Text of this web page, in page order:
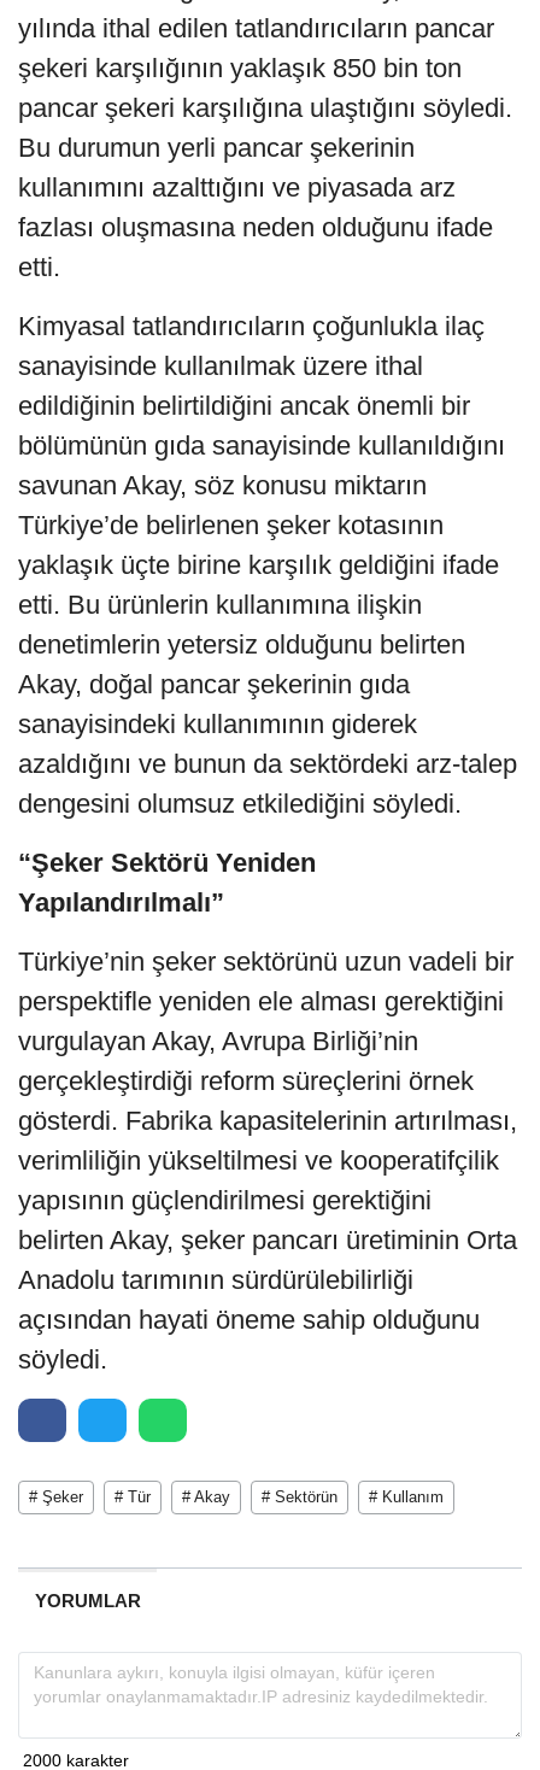
yılında ithal edilen tatlandırıcıların pancar
şekeri karşılığının yaklaşık 850 bin ton
pancar şekeri karşılığına ulaştığını söyledi.
Bu durumun yerli pancar şekerinin
kullanımını azalttığını ve piyasada arz
fazlası oluşmasına neden olduğunu ifade
etti.
Kimyasal tatlandırıcıların çoğunlukla ilaç
sanayisinde kullanılmak üzere ithal
edildiğinin belirtildiğini ancak önemli bir
bölümünün gıda sanayisinde kullanıldığını
savunan Akay, söz konusu miktarın
Türkiye’de belirlenen şeker kotasının
yaklaşık üçte birine karşılık geldiğini ifade
etti. Bu ürünlerin kullanımına ilişkin
denetimlerin yetersiz olduğunu belirten
Akay, doğal pancar şekerinin gıda
sanayisindeki kullanımının giderek
azaldığını ve bunun da sektördeki arz-talep
dengesini olumsuz etkilediğini söyledi.
“Şeker Sektörü Yeniden
Yapılandırılmalı”
Türkiye’nin şeker sektörünü uzun vadeli bir
perspektifle yeniden ele alması gerektiğini
vurgulayan Akay, Avrupa Birliği’nin
gerçekleştirdiği reform süreçlerini örnek
gösterdi. Fabrika kapasitelerinin artırılması,
verimliliğin yükseltilmesi ve kooperatifçilik
yapısının güçlendirilmesi gerektiğini
belirten Akay, şeker pancarı üretiminin Orta
Anadolu tarımının sürdürülebilirliği
açısından hayati öneme sahip olduğunu
söyledi.
# Şeker # Tür # Akay # Sektörün # Kullanım
YORUMLAR